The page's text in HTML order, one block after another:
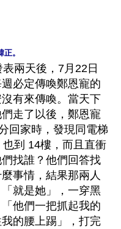
。
表兩天後，7月22日
必定傳喚鄭恩寵的
有來傳喚。當天下
走了以後，鄭恩寵
回家時，發現同電梯
到 14樓，而且直衝
找誰？他們回答找
事情，結果那兩人
就是她」，一穿黑
他們一把抓起我的
的腰上踢」，打完